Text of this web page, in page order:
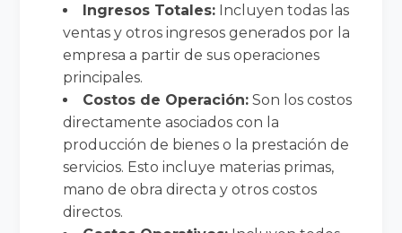
Ingresos Totales: Incluyen todas las
ventas y otros ingresos generados por la
empresa a partir de sus operaciones
principales.
Costos de Operación: Son los costos
directamente asociados con la
producción de bienes o la prestación de
servicios. Esto incluye materias primas,
mano de obra directa y otros costos
directos.